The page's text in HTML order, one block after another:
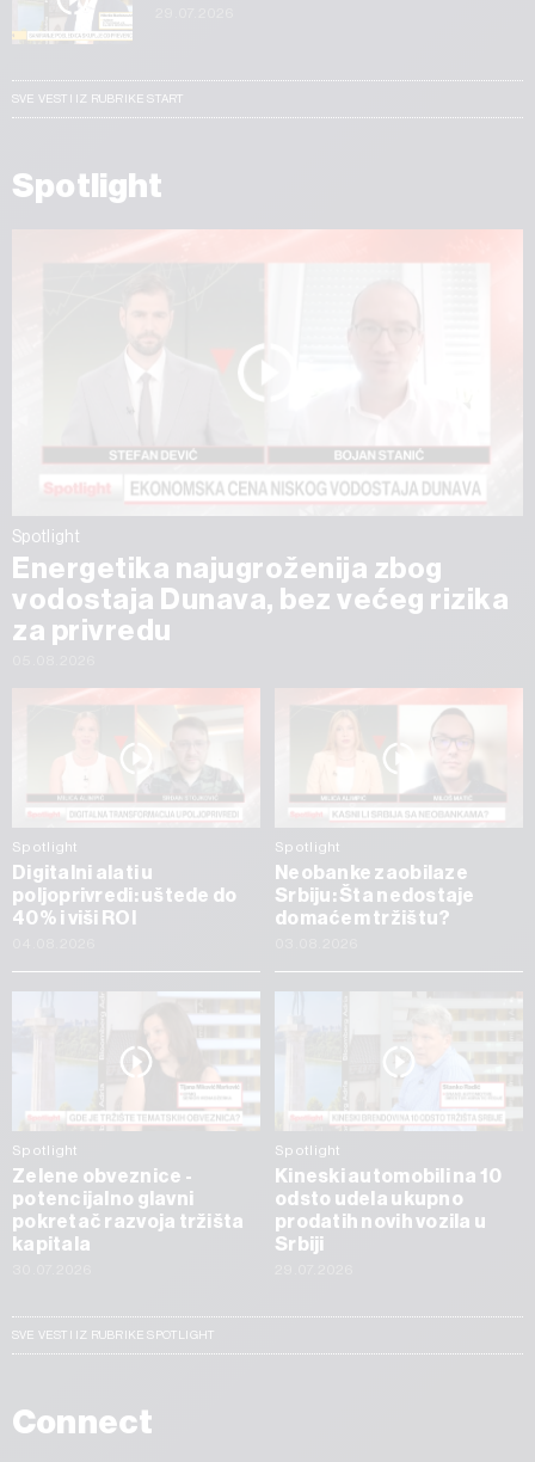
SVE VESTI IZ RUBRIKE START
Spotlight
Spotlight
Energetika najugroženija zbog
vodostaja Dunava, bez većeg rizika
za privredu
Spotlight
Digitalni alati u
poljoprivredi: uštede do
40% i viši ROI
Spotlight
Neobanke zaobilaze
Srbiju: Šta nedostaje
domaćem tržištu?
Spotlight
Zelene obveznice -
potencijalno glavni
pokretač razvoja tržišta
kapitala
Spotlight
Kineski automobili na 10
odsto udela ukupno
prodatih novih vozila u
Srbiji
SVE VESTI IZ RUBRIKE SPOTLIGHT
Connect